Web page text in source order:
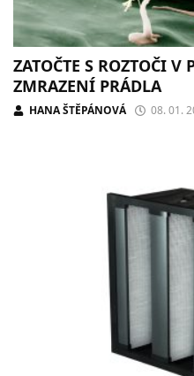
ZATOČTE S ROZTOČI V
ZMRAZENÍ PRÁDLA
HANA ŠTĚPÁNOVÁ 08. 01.